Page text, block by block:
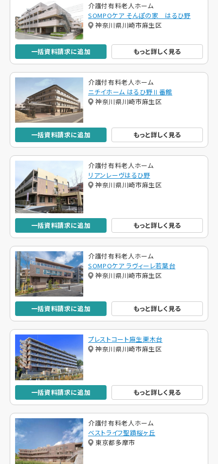
介護付有料老人ホーム
SOMPOケア そんぽの家 はるひ野
神奈川県川崎市麻生区
一括資料請求に追加 もっと詳しく見る
介護付有料老人ホーム
ニチイホーム はるひ野Ⅱ番館
神奈川県川崎市麻生区
一括資料請求に追加 もっと詳しく見る
介護付有料老人ホーム
リアンレーヴはるひ野
神奈川県川崎市麻生区
一括資料請求に追加 もっと詳しく見る
介護付有料老人ホーム
SOMPOケア ラヴィーレ若葉台
神奈川県川崎市麻生区
一括資料請求に追加 もっと詳しく見る
プレストコート麻生栗木台
神奈川県川崎市麻生区
一括資料請求に追加 もっと詳しく見る
介護付有料老人ホーム
ベストライフ聖蹟桜ヶ丘
東京都多摩市